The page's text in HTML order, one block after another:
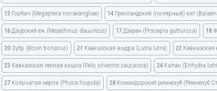
13 Горбач (Megaptera novaeangliae) 14 Гренландский (полярный) кит
16 Даурский ёж (Mesechinus dauuricus) 17 Дзерен (Procapra gutturosa) 18
20 Зубр (Bison bonasus) 21 Кавказская выдра (Lutra lutra) 22
23 Кавказская лесная кошка (Felis silvestris caucasica) 24 Калан (Enhydra
27 Кольчатая нерпа (Phoca hispida) 28 Командорский ремнезуб (Ремнезуб